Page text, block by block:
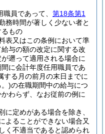
員であって、 第18条第1
務時間が著しく少ない者と
るもの
表又はこの条例において準
与の額の改定に関する改
遡って適用される場合に
に会計年度任用職員であ
する月の前月の末日までに
)の在職期間中の給与につ
わらず、なお従前の例に
に定めがある場合を除き、
よることができない場合又
く不適当であると認められ